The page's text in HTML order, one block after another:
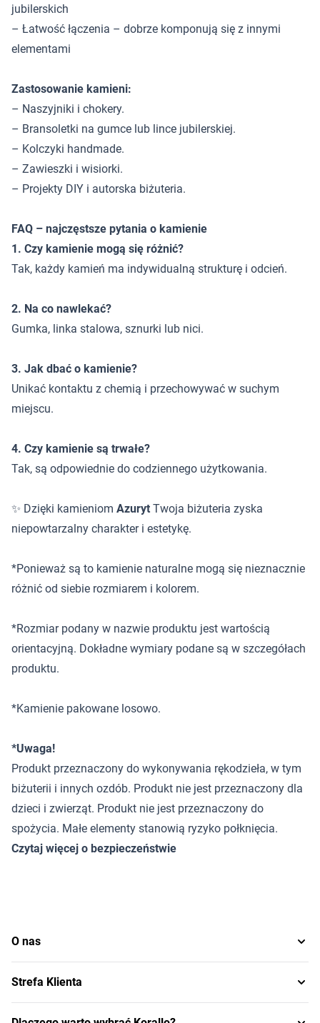
jubilerskich
– Łatwość łączenia – dobrze komponują się z innymi
elementami
Zastosowanie kamieni:
– Naszyjniki i chokery.
– Bransoletki na gumce lub lince jubilerskiej.
– Kolczyki handmade.
– Zawieszki i wisiorki.
– Projekty DIY i autorska biżuteria.
FAQ – najczęstsze pytania o kamienie
1. Czy kamienie mogą się różnić?
Tak, każdy kamień ma indywidualną strukturę i odcień.
2. Na co nawlekać?
Gumka, linka stalowa, sznurki lub nici.
3. Jak dbać o kamienie?
Unikać kontaktu z chemią i przechowywać w suchym
miejscu.
4. Czy kamienie są trwałe?
Tak, są odpowiednie do codziennego użytkowania.
✨ Dzięki kamieniom Azuryt Twoja biżuteria zyska
niepowtarzalny charakter i estetykę.
*Ponieważ są to kamienie naturalne mogą się nieznacznie
różnić od siebie rozmiarem i kolorem.
*Rozmiar podany w nazwie produktu jest wartością
orientacyjną. Dokładne wymiary podane są w szczegółach
produktu.
*Kamienie pakowane losowo.
*Uwaga!
Produkt przeznaczony do wykonywania rękodzieła, w tym
biżuterii i innych ozdób. Produkt nie jest przeznaczony dla
dzieci i zwierząt. Produkt nie jest przeznaczony do
spożycia. Małe elementy stanowią ryzyko połknięcia.
Czytaj więcej o bezpieczeństwie
O nas
Strefa Klienta